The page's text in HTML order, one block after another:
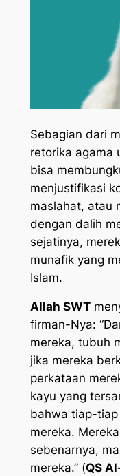
Sebagian dari
retorika agama
bisa
menjustifikasi
maslahat, atau
dengan dalih
sejatinya,
munafik yang
Islam.
Allah SWT
firman-Nya:
mereka, tubuh
jika mereka
perkataan
kayu yang
bahwa tiap-
mereka.
sebenarnya,
mereka.” (QS